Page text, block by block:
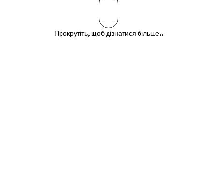
Прокрутіть, щоб дізнатися більше..